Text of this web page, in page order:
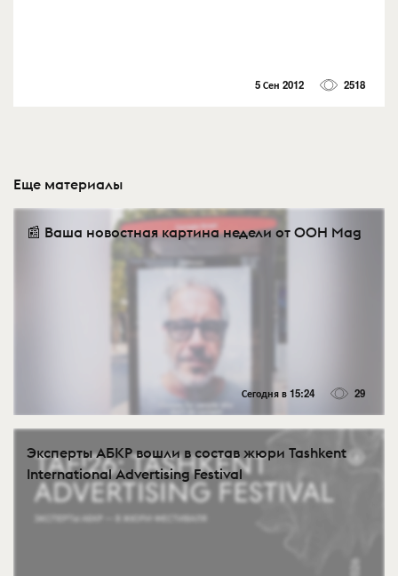
5 Сен 2012 2518
Еще материалы
📰 Ваша новостная картина недели от OOH Mag
Сегодня в 15:24 29
Эксперты АБКР вошли в состав жюри Tashkent
International Advertising Festival